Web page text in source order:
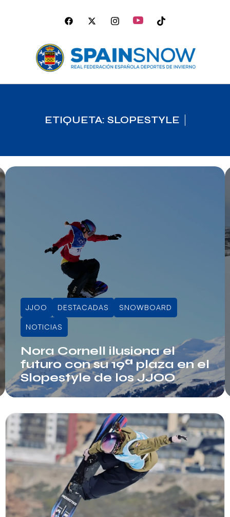
ETIQUETA: SLOPESTYLE
JJOO DESTACADAS SNOWBOARD
NOTICIAS
Nora Cornell ilusiona el
futuro con su 19ª plaza en el
Slopestyle de los JJOO
Info RFEDI